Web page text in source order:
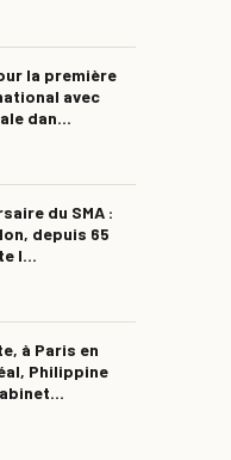
la première
avec
dan...
du SMA :
depuis 65
l...
à Paris en
Philippine